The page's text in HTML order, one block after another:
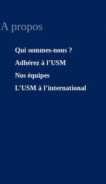
A propos
Qui sommes-nous ?
Adhérez à l’USM
Nos équipes
L’USM à l’international